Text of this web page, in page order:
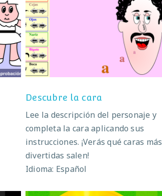
Descubre la cara
Descubre la cara
Lee la descripción del personaje y
completa la cara aplicando sus
instrucciones. ¡Verás qué caras más
divertidas salen!
Idioma: Español